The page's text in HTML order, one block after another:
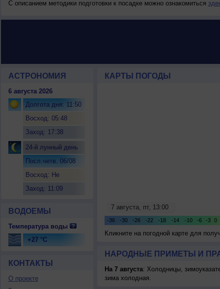
С описанием методики подготовки к посадке можно ознакомиться
АСТРОНОМИЯ
6 августа 2026
Долгота дня: 11:50
Восход: 05:48
Заход: 17:38
24-й лунный день
Посл.четв. 06/08
Восход: Не
Заход: 11:09
ВОДОЕМЫ
Температура воды
+27 °C
КОНТАКТЫ
О проекте
КАРТЫ ПОГОДЫ
Кликните на погодной карте для
НАРОДНЫЕ ПРИМЕТЫ И
На 7 августа: Холодницы,
зима холодная.